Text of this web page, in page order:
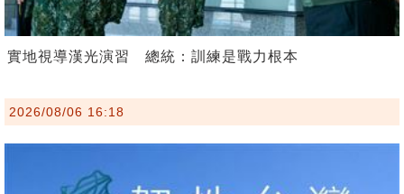
實地視導漢光演習 總統：訓練是戰力根本
2026/08/06 16:18